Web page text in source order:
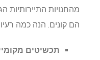
מהחנויות התיירותיות
הם קונים. הנה כמה
תכשיטים מקומיים–